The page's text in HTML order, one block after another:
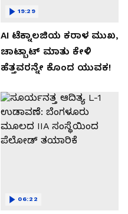
AI ಟೆಕ್ನಾಲಜಿಯ ಕರಾಳ ಮುಖ,
ಚಾಟ್ಬಾಟ್ ಮಾತು ಕೇಳಿ
ಹೆತ್ತವರನ್ನೇ ಕೊಂದ ಯುವಕ!
19:29
06:22